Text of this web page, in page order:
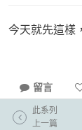
今天就先這樣
留言
此系列
上一篇